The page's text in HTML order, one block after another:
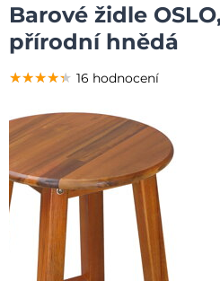
Barové židle
přírodní hnědá
★★★★★
★★★★★
★★★★★ 16 hodnocení